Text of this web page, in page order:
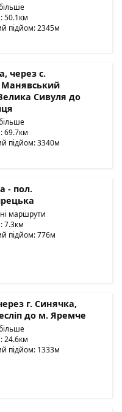
50.1км
підйом: 2345м
через с.
Сивуля до
69.7км
підйом: 3340м
- пол.
маршрути
7.3км
підйом: 776м
г. Синячка,
до м. Яремче
24.6км
підйом: 1333м